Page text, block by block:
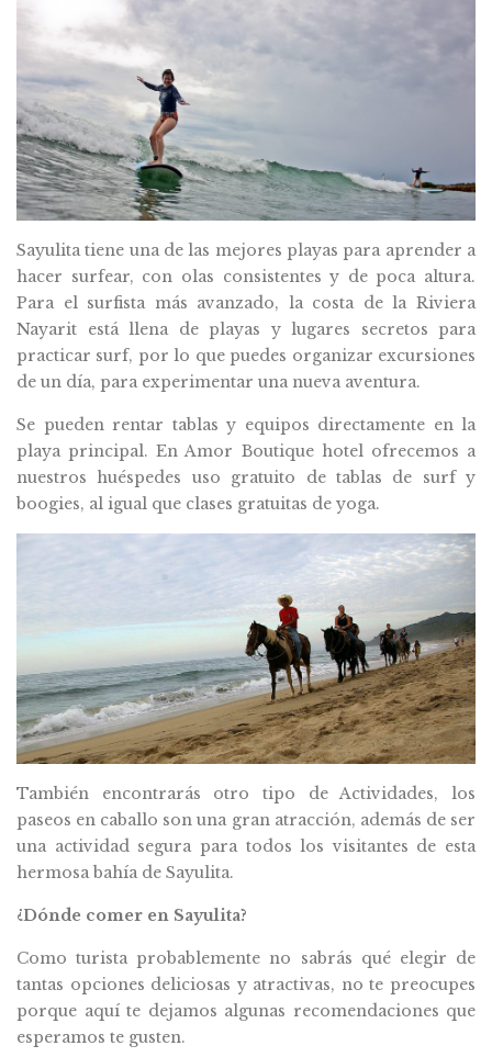
Sayulita tiene una de las mejores playas para aprender a
hacer surfear, con olas consistentes y de poca altura.
Para el surfista más avanzado, la costa de la Riviera
Nayarit está llena de playas y lugares secretos para
practicar surf, por lo que puedes organizar excursiones
de un día, para experimentar una nueva aventura.
Se pueden rentar tablas y equipos directamente en la
playa principal. En Amor Boutique hotel ofrecemos a
nuestros huéspedes uso gratuito de tablas de surf y
boogies, al igual que clases gratuitas de yoga.
También encontrarás otro tipo de Actividades, los
paseos en caballo son una gran atracción, además de ser
una actividad segura para todos los visitantes de esta
hermosa bahía de Sayulita.
¿Dónde comer en Sayulita?
Como turista probablemente no sabrás qué elegir de
tantas opciones deliciosas y atractivas, no te preocupes
porque aquí te dejamos algunas recomendaciones que
esperamos te gusten.